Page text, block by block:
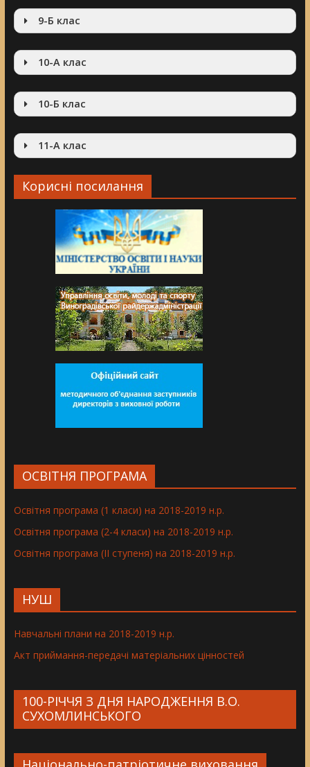
9-Б клас
10-А клас
10-Б клас
11-А клас
Корисні посилання
ОСВІТНЯ ПРОГРАМА
Освітня програма (1 класи) на 2018-2019 н.р.
Освітня програма (2-4 класи) на 2018-2019 н.р.
Освітня програма (ІІ ступеня) на 2018-2019 н.р.
НУШ
Навчальні плани на 2018-2019 н.р.
Акт приймання-передачі матеріальних цінностей
100-РІЧЧЯ З ДНЯ НАРОДЖЕННЯ В.О.
СУХОМЛИНСЬКОГО